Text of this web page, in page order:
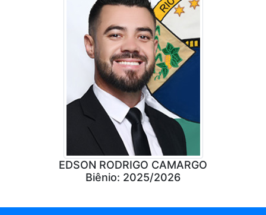
EDSON RODRIGO CAMARGO
Biênio: 2025/2026